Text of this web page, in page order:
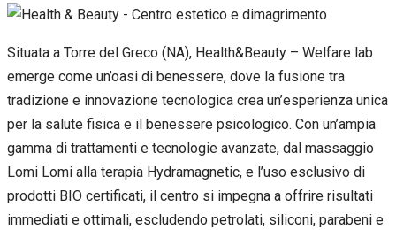
Situata a Torre del Greco (NA), Health&Beauty – Welfare lab
emerge come un’oasi di benessere, dove la fusione tra
tradizione e innovazione tecnologica crea un’esperienza unica
per la salute fisica e il benessere psicologico. Con un’ampia
gamma di trattamenti e tecnologie avanzate, dal massaggio
Lomi Lomi alla terapia Hydramagnetic, e l’uso esclusivo di
prodotti BIO certificati, il centro si impegna a offrire risultati
immediati e ottimali, escludendo petrolati, siliconi, parabeni e